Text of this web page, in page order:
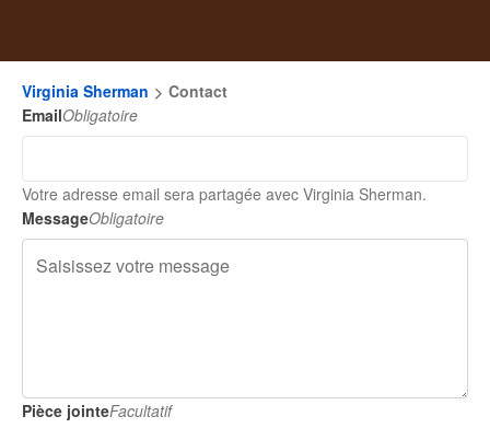
Virginia Sherman
Contact
EmailObligatoire
Votre adresse email sera partagée avec Virginia Sherman.
MessageObligatoire
Pièce jointeFacultatif